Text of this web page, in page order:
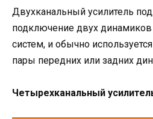
Двухканальный усилитель
подключение двух
систем, и обычно
пары передних или задних
Четырехканальный